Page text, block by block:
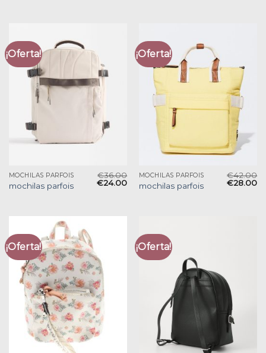
¡Oferta!
MOCHILAS PARFOIS
mochilas parfois
€36.00
€24.00
¡Oferta!
MOCHILAS PARFOIS
mochilas parfois
€42.00
€28.00
¡Oferta! ¡Oferta!